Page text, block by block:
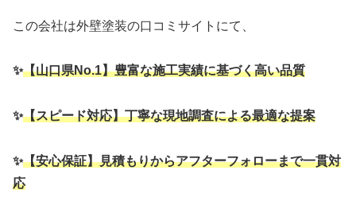
この会社は外壁塗装の口コミサイトにて、
✨【山口県No.1】豊富な施工実績に基づく高い品質
✨【スピード対応】丁寧な現地調査による最適な提案
✨【安心保証】見積もりからアフターフォローまで一貫対
応